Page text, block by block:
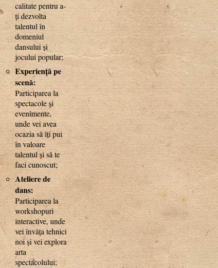
calitate pentru a-
ți dezvolta
talentul în
domeniul
dansului și
jocului popular;
Experiență pe
scenă:
Participarea la
spectacole și
evenimente,
unde vei avea
ocazia să îți pui
în valoare
talentul și să te
faci cunoscut;
Ateliere de
dans:
Participarea la
workshopuri
interactive, unde
vei învăța tehnici
noi și vei explora
arta
spectacolului;